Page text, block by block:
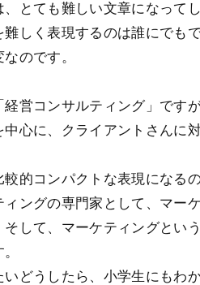
とても難しい文章になって
しく表現するのは誰にでも
のです。
営コンサルティング」です
心に、クライアントさんに
的コンパクトな表現になる
ィングの専門家として、マー
そして、マーケティングとい
いどうしたら、小学生にもわ